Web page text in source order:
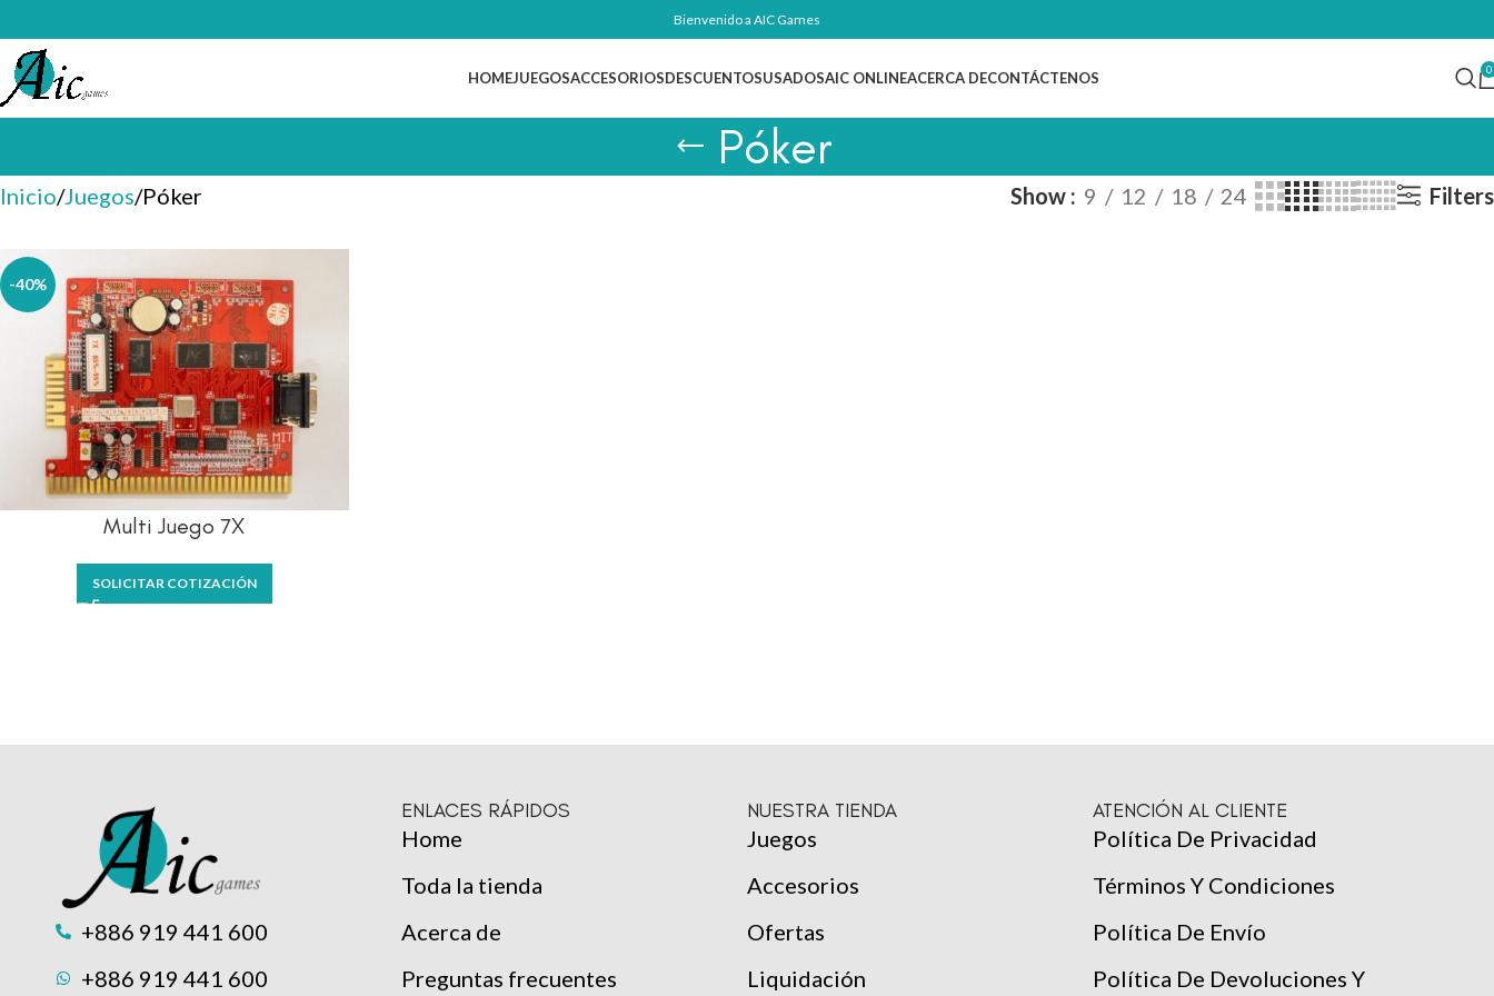
Bienvenido a AIC Games
HOMEJUEGOSACCESORIOSDESCUENTOSUSADOSAIC ONLINEACERCA DECONTÁCTENOS 0
Póker
Inicio Juegos Póker Show 9 12 18 24 Filters
-40%
Multi Juego 7X
SOLICITAR COTIZACIÓN
+886 919 441 600
+886 919 441 600
ENLACES RÁPIDOS
Home
Toda la tienda
Acerca de
Preguntas frecuentes
NUESTRA TIENDA
Juegos
Accesorios
Ofertas
Liquidación
ATENCIÓN AL CLIENTE
Política De Privacidad
Términos Y Condiciones
Política De Envío
Política De Devoluciones Y